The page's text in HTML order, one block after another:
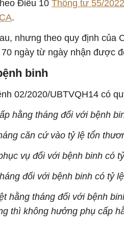
Điều 10 Thông tư 55/
.
nhưng theo quy định của
ngày từ ngày nhận được
binh
02/2020/UBTVQH14 có
hằng tháng đối với bệnh
căn cứ vào tỷ lệ tổn
vụ đối với bệnh binh có
đối với bệnh binh có tỷ
hằng tháng đối với bệnh
thì không hưởng phụ cấp